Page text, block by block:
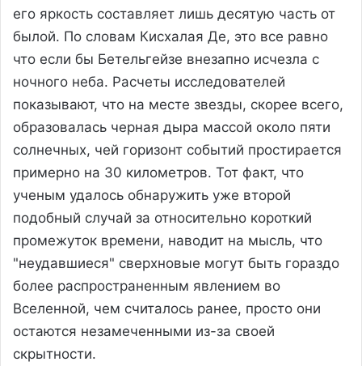
его яркость составляет лишь десятую часть от
былой. По словам Кисхалая Де, это все равно
что если бы Бетельгейзе внезапно исчезла с
ночного неба. Расчеты исследователей
показывают, что на месте звезды, скорее всего,
образовалась черная дыра массой около пяти
солнечных, чей горизонт событий простирается
примерно на 30 километров. Тот факт, что
ученым удалось обнаружить уже второй
подобный случай за относительно короткий
промежуток времени, наводит на мысль, что
"неудавшиеся" сверхновые могут быть гораздо
более распространенным явлением во
Вселенной, чем считалось ранее, просто они
остаются незамеченными из-за своей
скрытности.